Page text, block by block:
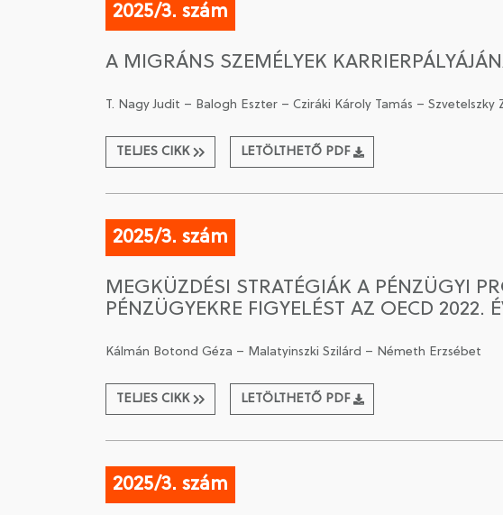
2025/3. szám
A MIGRÁNS SZEMÉLYEK
T. Nagy Judit – Balogh Eszter – Cziráki Károly Tamás – Szvetelszky
TELJES CIKK LETÖLTHETŐ PDF
2025/3. szám
MEGKÜZDÉSI STRATÉGIÁK A PÉNZÜGYI
PÉNZÜGYEKRE FIGYELÉST AZ OECD 2022.
Kálmán Botond Géza – Malatyinszki Szilárd – Németh Erzsébet
TELJES CIKK LETÖLTHETŐ PDF
2025/3. szám